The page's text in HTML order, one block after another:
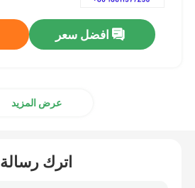
افضل سعر
عرض المزيد
اترك رسالة